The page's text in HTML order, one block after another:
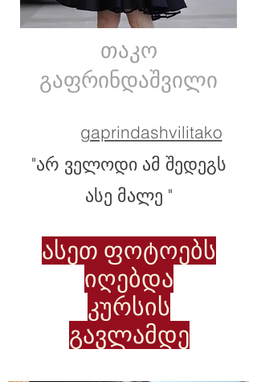
თაკო
გაფრინდაშვილი
gaprindashvilitako
"არ ველოდი ამ შედეგს
ასე მალე "
ასეთ ფოტოებს
იღებდა
კურსის
გავლამდე